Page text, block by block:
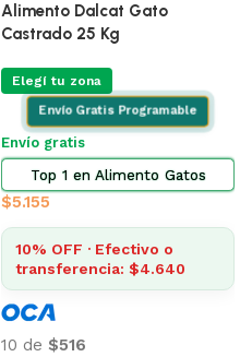
Alimento Dalcat Gato
Castrado 25 Kg
Elegí tu zona
Envío Gratis Programable
Envío gratis
Top 1 en Alimento Gatos
$5.155
10% OFF · Efectivo o
transferencia: $4.640
10 de $516